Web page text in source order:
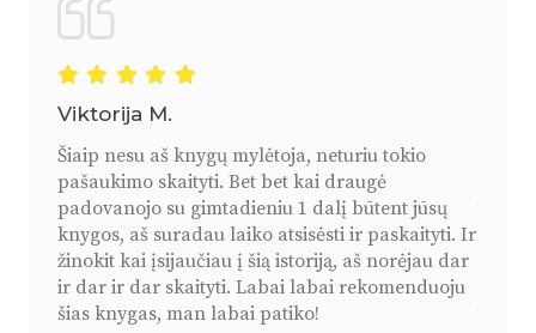
Viktorija M.
Šiaip nesu aš knygų mylėtoja, neturiu tokio
pašaukimo skaityti. Bet bet kai draugė
padovanojo su gimtadieniu 1 dalį būtent jūsų
knygos, aš suradau laiko atsisėsti ir paskaityti. Ir
žinokit kai įsijaučiau į šią istoriją, aš norėjau dar
ir dar ir dar skaityti. Labai labai rekomenduoju
šias knygas, man labai patiko!